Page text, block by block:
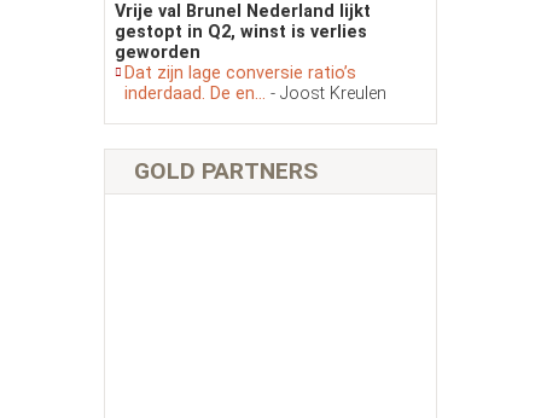
Vrije val Brunel Nederland lijkt
gestopt in Q2, winst is verlies
geworden
Dat zijn lage conversie ratio’s
inderdaad. De en... - Joost Kreulen
GOLD PARTNERS